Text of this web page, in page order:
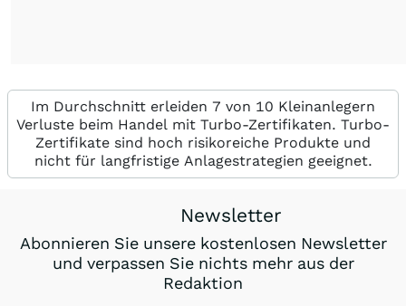
Im Durchschnitt erleiden 7 von 10 Kleinanlegern
Verluste beim Handel mit Turbo-Zertifikaten. Turbo-
Zertifikate sind hoch risikoreiche Produkte und
nicht für langfristige Anlagestrategien geeignet.
Newsletter
Abonnieren Sie unsere kostenlosen Newsletter
und verpassen Sie nichts mehr aus der
Redaktion